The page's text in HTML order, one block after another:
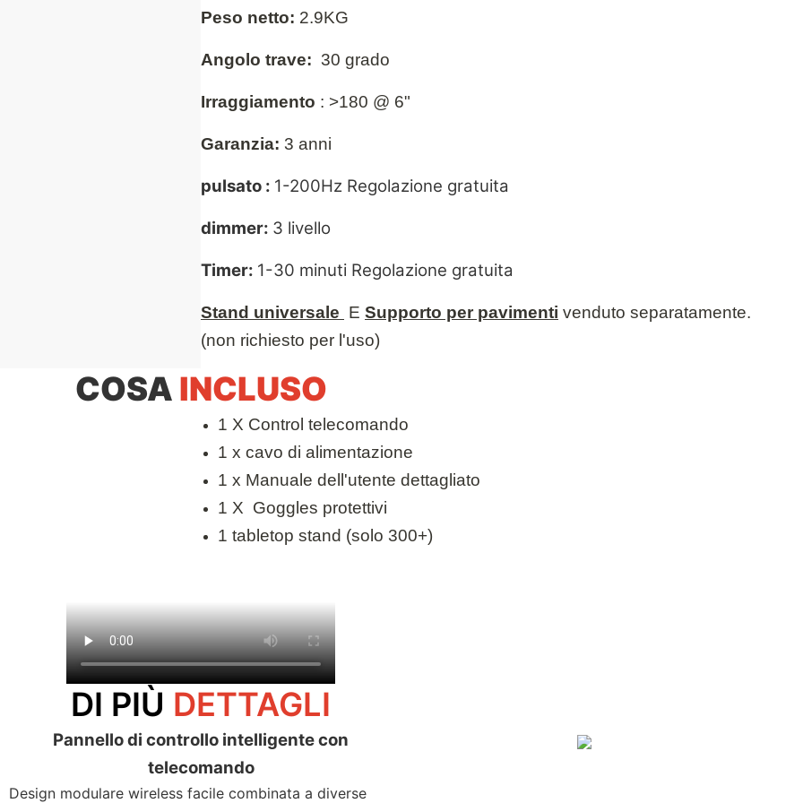
Peso netto: 2.9KG
Angolo trave: 30 grado
Irraggiamento : >180 @ 6"
Garanzia: 3 anni
pulsato : 1-200Hz Regolazione gratuita
dimmer: 3 livello
Timer: 1-30 minuti Regolazione gratuita
Stand universale E Supporto per pavimenti venduto separatamente.
(non richiesto per l'uso)
COSA INCLUSO
1 X Control telecomando
1 x cavo di alimentazione
1 x Manuale dell'utente dettagliato
1 X Goggles protettivi
1 tabletop stand (solo 300+)
DI PIÙ DETTAGLI
Pannello di controllo intelligente con
telecomando
Design modulare wireless facile combinata a diverse